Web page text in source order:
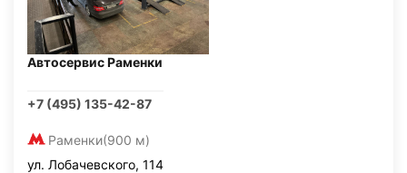
Автосервис Раменки
+7 (495) 135-42-87
Раменки(900 м)
ул. Лобачевского, 114